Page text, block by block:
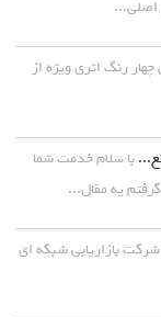
رنگ اثری ویژه از
با سلام خدمت شما
یه مقال...
بازاریابی شبکه ای